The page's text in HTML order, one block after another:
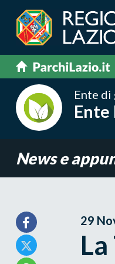
Ente di
Ente
News e
29